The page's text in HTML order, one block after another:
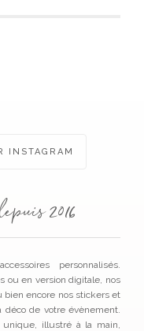
INSTAGRAM
2016
personnalisés.
ou en version digitale, nos
bien encore nos stickers et
déco de votre évènement.
illustré à la main,